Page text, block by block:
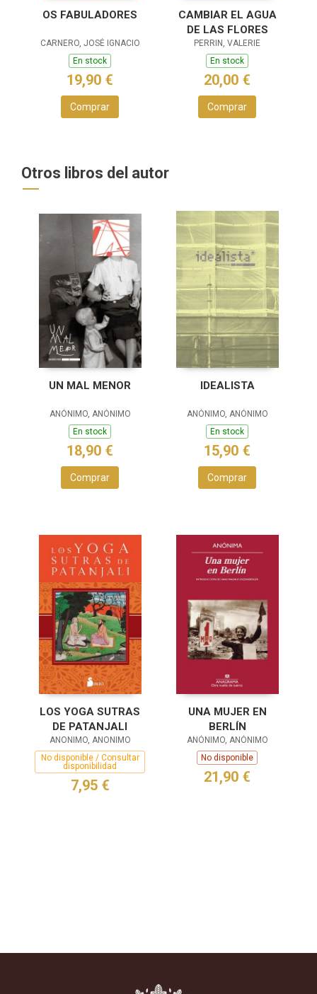
OS FABULADORES
CARNERO, JOSÉ IGNACIO
En stock
19,90 €
Comprar
CAMBIAR EL AGUA
DE LAS FLORES
PERRIN, VALERIE
En stock
20,00 €
Comprar
Otros libros del autor
UN MAL MENOR
ANÓNIMO, ANÓNIMO
En stock
18,90 €
Comprar
IDEALISTA
ANÓNIMO, ANÓNIMO
En stock
15,90 €
Comprar
LOS YOGA SUTRAS
DE PATANJALI
ANONIMO, ANONIMO
No disponible / Consultar
disponibilidad
7,95 €
UNA MUJER EN
BERLÍN
ANÓNIMO, ANÓNIMO
No disponible
21,90 €